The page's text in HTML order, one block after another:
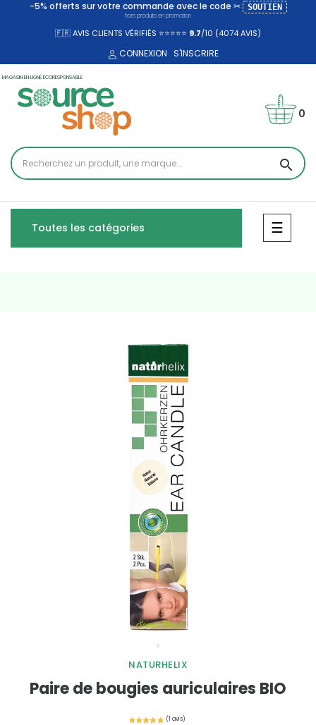
-5% offerts sur votre commande avec le code ✂ SOUTIEN
hors produits en promotion
🇫🇷 AVIS CLIENTS VÉRIFIÉS ⭐⭐⭐⭐⭐ 9.7/10 (4074AVIS)
CONNEXION S'INSCRIRE
MAGASIN EN LIGNE ÉCORESPONSABLE
search
0
Toutes les catégories ☰
NATURHELIX
Paire de bougies auriculaires BIO